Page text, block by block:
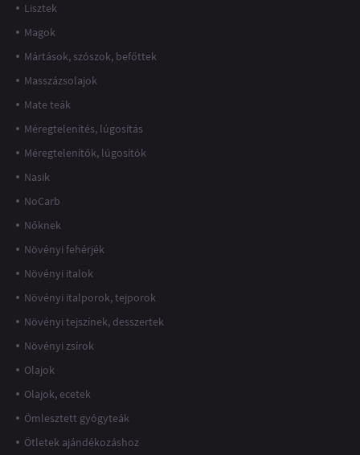
Lisztek
Magok
Mártások, szószok, befőttek
Masszázsolajok
Mate teák
Méregtelenítés, lúgosítás
Méregtelenítők, lúgosítók
Nasik
NoCarb
Nőknek
Növényi fehérjék
Növényi italok
Növényi italporok, tejporok
Növényi tejszínek, desszertek
Növényi zsírok
Olajok
Olajok, ecetek
Ömlesztett gyógyteák
Ötletek ajándékozáshoz